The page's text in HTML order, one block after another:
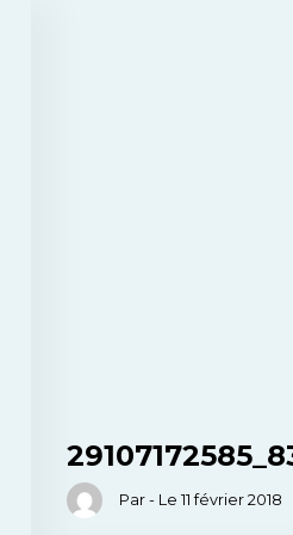
Par - Le 11 février 2018